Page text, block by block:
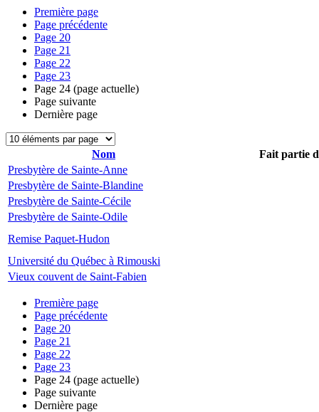
Première page
Page précédente
Page 20
Page 21
Page 22
Page 23
Page 24 (page actuelle)
Page suivante
Dernière page
Nom
Fait partie
Presbytère de Sainte-Anne
Presbytère de Sainte-Blandine
Presbytère de Sainte-Cécile
Presbytère de Sainte-Odile
Remise Paquet-Hudon
Université du Québec à Rimouski
Vieux couvent de Saint-Fabien
Première page
Page précédente
Page 20
Page 21
Page 22
Page 23
Page 24 (page actuelle)
Page suivante
Dernière page